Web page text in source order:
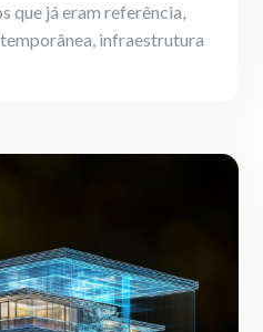
que já eram referência,
infraestrutura